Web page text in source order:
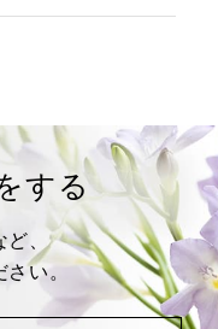
する
ど、
い。